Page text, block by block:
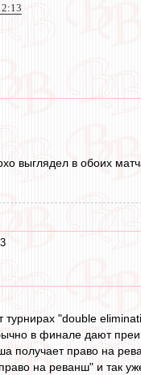
выглядел в обоих
"double
в финале дают
получает право на
на реванш" и так